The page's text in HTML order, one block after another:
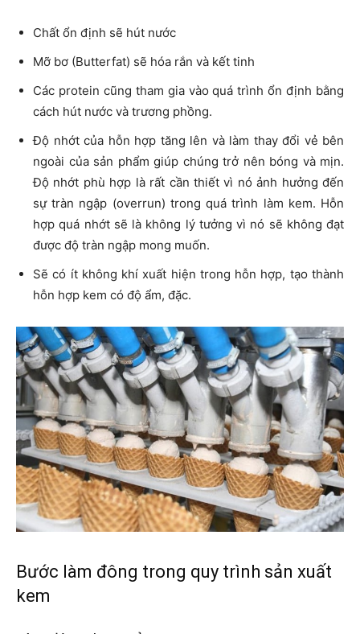
Chất ổn định sẽ hút nước
Mỡ bơ (Butterfat) sẽ hóa rắn và kết tinh
Các protein cũng tham gia vào quá trình ổn định bằng
cách hút nước và trương phồng.
Độ nhớt của hỗn hợp tăng lên và làm thay đổi vẻ bên
ngoài của sản phẩm giúp chúng trở nên bóng và mịn.
Độ nhớt phù hợp là rất cần thiết vì nó ảnh hưởng đến
sự tràn ngập (overrun) trong quá trình làm kem. Hỗn
hợp quá nhớt sẽ là không lý tưởng vì nó sẽ không đạt
được độ tràn ngập mong muốn.
Sẽ có ít không khí xuất hiện trong hỗn hợp, tạo thành
hỗn hợp kem có độ ẩm, đặc.
Bước làm đông trong quy trình sản xuất
kem